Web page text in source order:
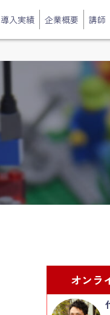
導入実績 企業概要 講師
オンラ